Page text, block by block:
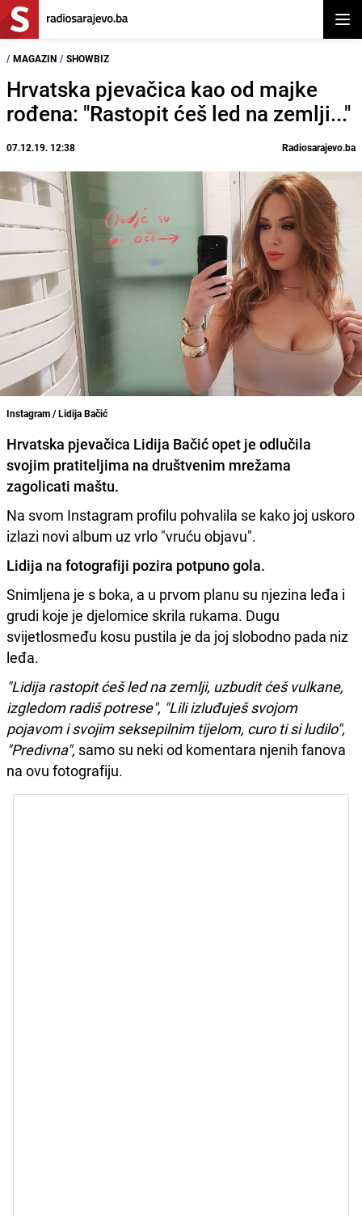
/ MAGAZIN / SHOWBIZ
Hrvatska pjevačica kao od majke
rođena: "Rastopit ćeš led na zemlji..."
07.12.19. 12:38 Radiosarajevo.ba
Instagram / Lidija Bačić
Hrvatska pjevačica Lidija Bačićopet je odlučila
svojim pratiteljima na društvenim mrežama
zagolicati maštu.
Na svom Instagram profilu pohvalila se kako joj uskoro
izlazi novi album uz vrlo "vruću objavu".
Lidija na fotografiji pozira potpuno gola.
Snimljena je s boka, a u prvom planu su njezina leđa i
grudi koje je djelomice skrila rukama. Dugu
svijetlosmeđu kosu pustila je da joj slobodno pada niz
leđa.
"Lidija rastopit ćeš led na zemlji, uzbudit ćeš vulkane,
izgledom radiš potrese", "Lili izluđuješ svojom
pojavom i svojim seksepilnim tijelom, curo ti si ludilo",
"Predivna", samo su neki od komentara njenih fanova
na ovu fotografiju.